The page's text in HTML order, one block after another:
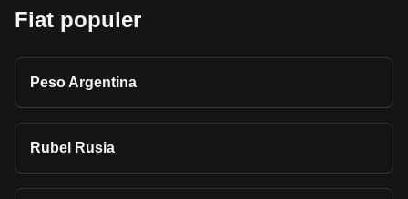
Fiat populer
Peso Argentina
Rubel Rusia